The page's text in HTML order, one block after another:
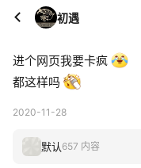
初遇
进个网页我要卡疯
都这样吗
2020-11-28
默认 657 内容